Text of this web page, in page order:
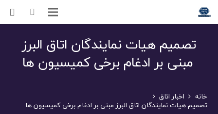
تصمیم هیات نمایندگان اتاق البرز
مبنی بر ادغام برخی کمیسیون ها
خانه اخبار اتاق
تصمیم هیات نمایندگان اتاق البرز مبنی بر ادغام برخی کمیسیون ها